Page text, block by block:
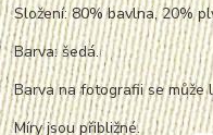
Složení: 80% bavlna, 20%
Barva: šedá.
Barva na fotografii se může
Míry jsou přibližné.